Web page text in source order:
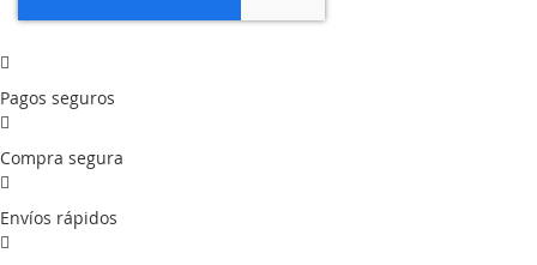
Pagos seguros
Compra segura
Envíos rápidos